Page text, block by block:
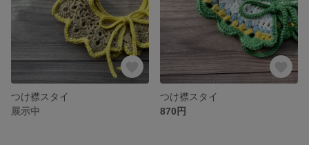
つけ襟スタイ
展示中
つけ襟スタイ
870円